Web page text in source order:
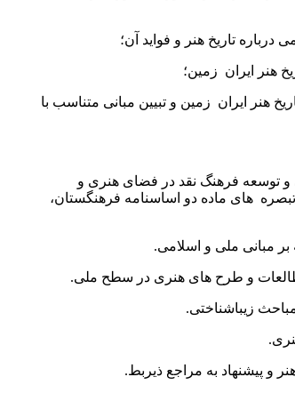
تاریخ هنر و فواید آن؛
هنر ایران ‌ زمین؛
هنر ایران ‌ زمین و تبیین مبانی متناسب با
فرهنگ نقد در فضای هنری و
های ماده دو اساسنامه فرهنگستان،
بر مبانی ملی و اسلامی.
و طرح های هنری در سطح ملی.
زیباشناختی.
و پیشنهاد به مراجع ذیربط.